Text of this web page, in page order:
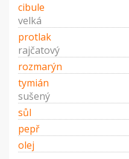
cibule
velká
protlak
rajčatový
rozmarýn
tymián
sušený
sůl
pepř
olej